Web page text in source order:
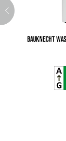
BAUKNECHT